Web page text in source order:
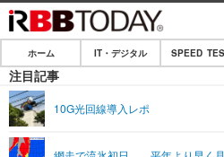
ホーム
IT・デジタル
SPEED TEST
ホーム IT・デジタル SPEED
注目記事
10G光回線導入レポ